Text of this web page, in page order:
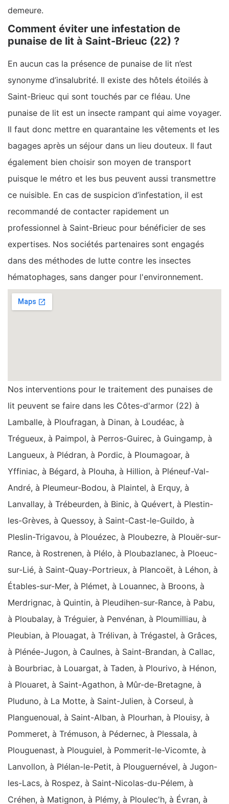
demeure.
Comment éviter une infestation de
punaise de lit à Saint-Brieuc (22) ?
En aucun cas la présence de punaise de lit n’est
synonyme d’insalubrité. Il existe des hôtels étoilés à
Saint-Brieuc qui sont touchés par ce fléau. Une
punaise de lit est un insecte rampant qui aime voyager.
Il faut donc mettre en quarantaine les vêtements et les
bagages après un séjour dans un lieu douteux. Il faut
également bien choisir son moyen de transport
puisque le métro et les bus peuvent aussi transmettre
ce nuisible. En cas de suspicion d’infestation, il est
recommandé de contacter rapidement un
professionnel à Saint-Brieuc pour bénéficier de ses
expertises. Nos sociétés partenaires sont engagés
dans des méthodes de lutte contre les insectes
hématophages, sans danger pour l'environnement.
Nos interventions pour le traitement des punaises de
lit peuvent se faire dans les Côtes-d'armor (22) à
Lamballe, à Ploufragan, à Dinan, à Loudéac, à
Trégueux, à Paimpol, à Perros-Guirec, à Guingamp, à
Langueux, à Plédran, à Pordic, à Ploumagoar, à
Yffiniac, à Bégard, à Plouha, à Hillion, à Pléneuf-Val-
André, à Pleumeur-Bodou, à Plaintel, à Erquy, à
Lanvallay, à Trébeurden, à Binic, à Quévert, à Plestin-
les-Grèves, à Quessoy, à Saint-Cast-le-Guildo, à
Pleslin-Trigavou, à Plouézec, à Ploubezre, à Plouër-sur-
Rance, à Rostrenen, à Plélo, à Ploubazlanec, à Ploeuc-
sur-Lié, à Saint-Quay-Portrieux, à Plancoët, à Léhon, à
Étables-sur-Mer, à Plémet, à Louannec, à Broons, à
Merdrignac, à Quintin, à Pleudihen-sur-Rance, à Pabu,
à Ploubalay, à Tréguier, à Penvénan, à Ploumilliau, à
Pleubian, à Plouagat, à Trélivan, à Trégastel, à Grâces,
à Plénée-Jugon, à Caulnes, à Saint-Brandan, à Callac,
à Bourbriac, à Louargat, à Taden, à Plourivo, à Hénon,
à Plouaret, à Saint-Agathon, à Mûr-de-Bretagne, à
Pluduno, à La Motte, à Saint-Julien, à Corseul, à
Planguenoual, à Saint-Alban, à Plourhan, à Plouisy, à
Pommeret, à Trémuson, à Pédernec, à Plessala, à
Plouguenast, à Plouguiel, à Pommerit-le-Vicomte, à
Lanvollon, à Plélan-le-Petit, à Plouguernével, à Jugon-
les-Lacs, à Rospez, à Saint-Nicolas-du-Pélem, à
Créhen, à Matignon, à Plémy, à Ploulec'h, à Évran, à